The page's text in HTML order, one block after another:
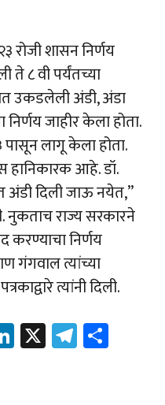
रोजी शासन निर्णय
ते ८ वी पर्यंतच्या
उकडलेली अंडी, अंडा
निर्णय जाहीर केला होता.
पासून लागू केला होता.
हानिकारक आहे. डॉ.
दिली जाऊ नयेत,”
नुकताच राज्य सरकारने
करण्याचा निर्णय
गंगवाल त्यांच्या
त्यांनी दिली.
Li
nk
X Te
le